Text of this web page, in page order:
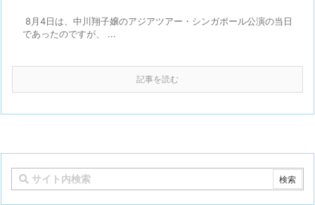
8月4日は、中川翔子嬢のアジアツアー・シンガポール公演の当日
であったのですが、 ...
記事を読む